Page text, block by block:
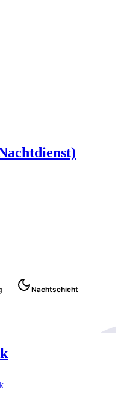
Nachtschicht